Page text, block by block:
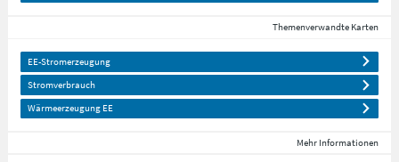
Themenverwandte Karten
EE-Stromerzeugung
Stromverbrauch
Wärmeerzeugung EE
Mehr Informationen